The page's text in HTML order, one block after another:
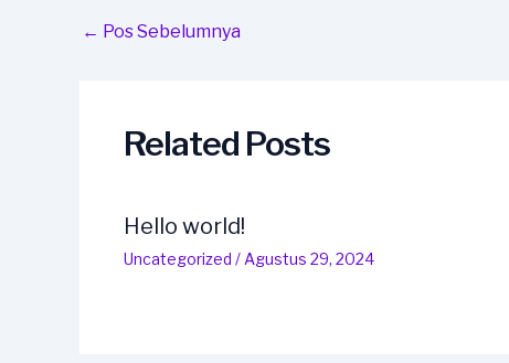
Post
← Pos Sebelumnya
Related Posts
Hello world!
Uncategorized / Agustus 29, 2024